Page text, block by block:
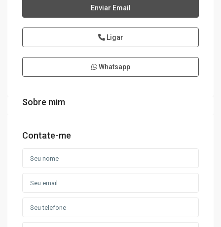
Enviar Email
Ligar
Whatsapp
Sobre mim
Contate-me